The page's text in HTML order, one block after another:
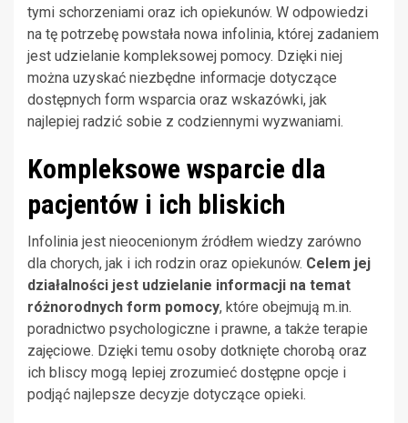
tymi schorzeniami oraz ich opiekunów. W odpowiedzi
na tę potrzebę powstała nowa infolinia, której zadaniem
jest udzielanie kompleksowej pomocy. Dzięki niej
można uzyskać niezbędne informacje dotyczące
dostępnych form wsparcia oraz wskazówki, jak
najlepiej radzić sobie z codziennymi wyzwaniami.
Kompleksowe wsparcie dla
pacjentów i ich bliskich
Infolinia jest nieocenionym źródłem wiedzy zarówno
dla chorych, jak i ich rodzin oraz opiekunów. Celem jej
działalności jest udzielanie informacji na temat
różnorodnych form pomocy, które obejmują m.in.
poradnictwo psychologiczne i prawne, a także terapie
zajęciowe. Dzięki temu osoby dotknięte chorobą oraz
ich bliscy mogą lepiej zrozumieć dostępne opcje i
podjąć najlepsze decyzje dotyczące opieki.